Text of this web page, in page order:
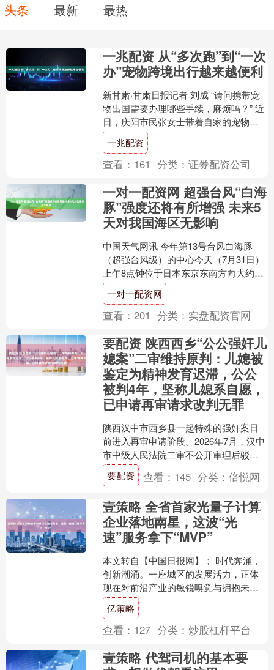
头条 最新 最热
一兆配资 从“多次跑”到“一次
办”宠物跨境出行越来越便利
新甘肃·甘肃日报记者 刘成 “请问携带宠
物出国需要办理哪些手续，麻烦吗？” 近
日，庆阳市民张女士带着自家的宠物猫
来到兰州海关所属平凉海关办事大厅，
向工作人员咨询....
一兆配资
查看： 161 分类：证券配资公司
一对一配资网 超强台风“白海
豚”强度还将有所增强 未来5
天对我国海区无影响
中国天气网讯 今年第13号台风白海豚
（超强台风级）的中心今天（7月31日）
上午8点钟位于日本东京东南方向大约
2930公里的西北太平洋洋面上，就是北
纬18.2度、....
一对一配资网
查看：201 分类： 实盘配资官网
要配资 陕西西乡“公公强奸儿
媳案”二审维持原判：儿媳被
鉴定为精神发育迟滞，公公
被判4年，坚称儿媳系自愿，
已申请再审请求改判无罪
陕西汉中市西乡县一起特殊的强奸案日
前进入再审申请阶段。2026年7月，汉中
市中级人民法院二审不公开审理后驳回
上诉、维持原判，以强奸罪判处被告人
王某某有期徒刑四年....
要配资 查看： 145 分类：倍悦网
壹策略 全省首家光量子计算
企业落地南星，这波“光
速”服务拿下“MVP”
本文转自【中国日报网】； 时代奔涌，
创新潮涌。一座城区的发展活力，正体
现在对前沿产业的敏锐嗅觉与拥抱未来
的坚实臂膀。当前，上城正聚力打造中
央创新区，以“133X....
亿策略
查看： 127 分类：炒股杠杆平台
壹策略 代驾司机的基本要